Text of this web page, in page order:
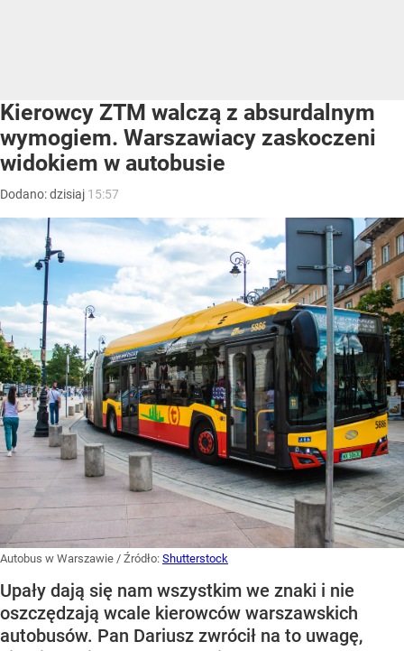
Kierowcy ZTM walczą z absurdalnym
wymogiem. Warszawiacy zaskoczeni
widokiem w autobusie
Dodano:dzisiaj 15:57
Autobus w Warszawie / Źródło: Shutterstock
Upały dają się nam wszystkim we znaki i nie
oszczędzają wcale kierowców warszawskich
autobusów. Pan Dariusz zwrócił na to uwagę,